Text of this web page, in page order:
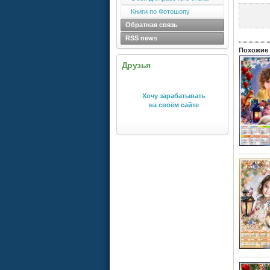
Книги по Фотошопу
Обратная связь
RSS news
Друзья
Хочу зарабатывать
на своём сайте
Похожие